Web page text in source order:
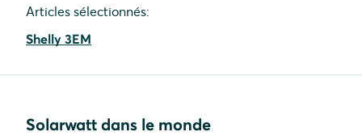
Articles sélectionnés:
Shelly 3EM
Solarwatt dans le monde